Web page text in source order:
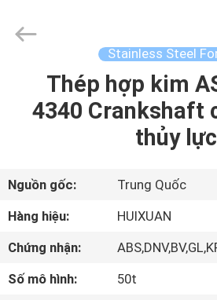
TRANG
CHỦ
SẢN
PHẨM
XUAN
Stainless Steel
Thép hợp kim
4340 Crankshaft
thủy lực
Nguồn gốc:
Trung Quốc
Hàng hiệu:
HUIXUAN
Chứng nhận:
Số mô hình:
50t